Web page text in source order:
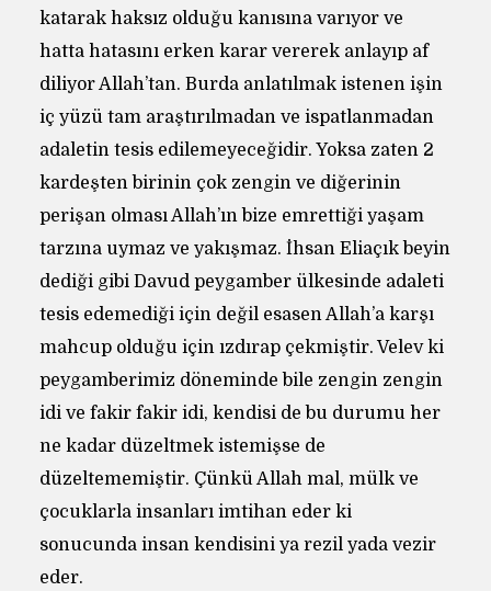
katarak haksız olduğu kanısına varıyor ve
hatta hatasını erken karar vererek anlayıp af
diliyor Allah’tan. Burda anlatılmak istenen işin
iç yüzü tam araştırılmadan ve ispatlanmadan
adaletin tesis edilemeyeceğidir. Yoksa zaten 2
kardeşten birinin çok zengin ve diğerinin
perişan olması Allah’ın bize emrettiği yaşam
tarzına uymaz ve yakışmaz. İhsan Eliaçık beyin
dediği gibi Davud peygamber ülkesinde adaleti
tesis edemediği için değil esasen Allah’a karşı
mahcup olduğu için ızdırap çekmiştir. Velev ki
peygamberimiz döneminde bile zengin zengin
idi ve fakir fakir idi, kendisi de bu durumu her
ne kadar düzeltmek istemişse de
düzeltememiştir. Çünkü Allah mal, mülk ve
çocuklarla insanları imtihan eder ki
sonucunda insan kendisini ya rezil yada vezir
eder.